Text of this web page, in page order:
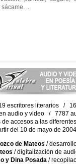
...
escritores literarios /
audio y video / 7787
accesos a las
del 10 de mayo de 2004
de Mateos /
/ digitalización de
y Dina Posada/